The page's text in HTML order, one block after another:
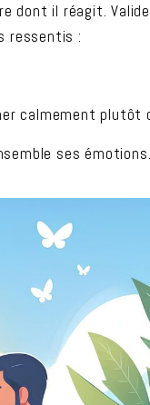
dont il réagit.
ressentis :
calmement plutôt
ses émotions.